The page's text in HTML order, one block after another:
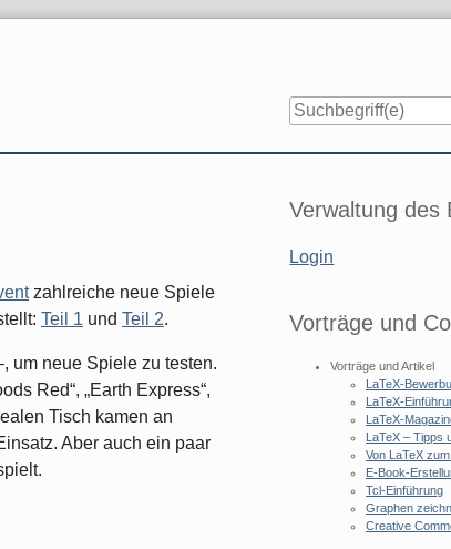
zahlreiche neue Spiele
Teil 1 und Teil 2.
um neue Spiele zu testen.
Red“, „Earth Express“,
Tisch kamen an
Aber auch ein paar
Seitenleiste
Verwaltung des
Login
Vorträge und
Vorträge und Artikel
LaTeX-
LaTeX-
LaTeX-
LaTeX – Tipps
Von LaTeX
E-Book-
Tcl-Einführung
Graphen
Creative